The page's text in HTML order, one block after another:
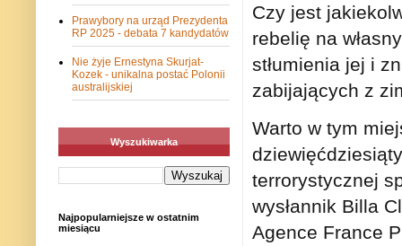
Czy jest
rebelię na
stłumienia jej i
zabijających z
Warto w tym
terrorystycznej
wysłannik Billa
Agence France
Prawybory na urząd Prezydenta
RP 2025 - debata 7 kandydatów
Nie żyje Ernestyna Skurjat-
Kozek - unikalna postać Polonii
australijskiej
Wyszukiwarka
Najpopularniejsze w ostatnim
miesiącu